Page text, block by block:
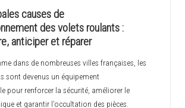
causes de
des volets roulants :
anticiper et réparer
dans de nombreuses villes françaises, les
sont devenus un équipement
pour renforcer la sécurité, améliorer le
et garantir l’occultation des pièces.